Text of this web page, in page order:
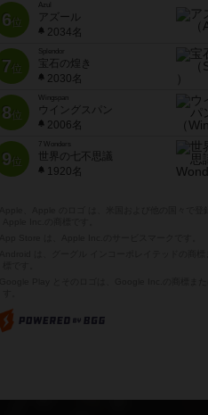
6位
Azul
アズール
2034名
7位
宝石の煌き
2030名
8位
Wingspan
ウイングスパン
2006名
9位
7 Wonders
世界の七不思議
1920名